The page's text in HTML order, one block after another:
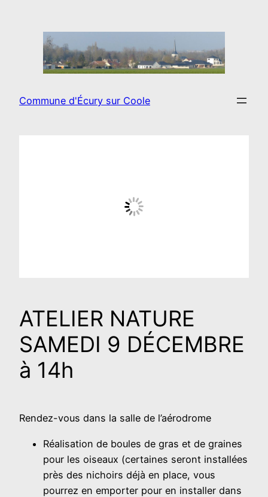
Commune d'Écury sur Coole
ATELIER NATURE
SAMEDI 9 DÉCEMBRE
à 14h
Rendez-vous dans la salle de l’aérodrome
Réalisation de boules de gras et de graines
pour les oiseaux (certaines seront installées
près des nichoirs déjà en place, vous
pourrez en emporter pour en installer dans